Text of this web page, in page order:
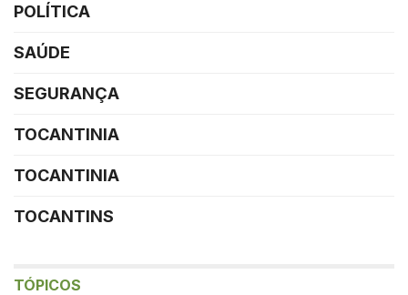
POLÍTICA
SAÚDE
SEGURANÇA
TOCANTINIA
TOCANTINIA
TOCANTINS
TÓPICOS